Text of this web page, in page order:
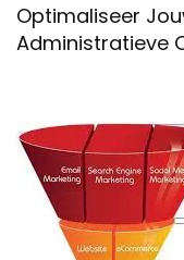
Optimaliseer
Administratieve